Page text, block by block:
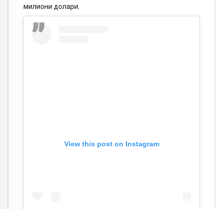
милиони долари.
View this post on Instagram